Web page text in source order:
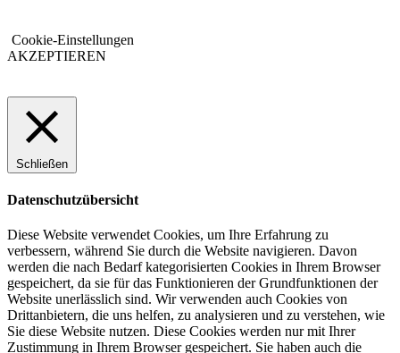
Cookie-Einstellungen
AKZEPTIEREN
Schließen
Datenschutzübersicht
Diese Website verwendet Cookies, um Ihre Erfahrung zu
verbessern, während Sie durch die Website navigieren. Davon
werden die nach Bedarf kategorisierten Cookies in Ihrem Browser
gespeichert, da sie für das Funktionieren der Grundfunktionen der
Website unerlässlich sind. Wir verwenden auch Cookies von
Drittanbietern, die uns helfen, zu analysieren und zu verstehen, wie
Sie diese Website nutzen. Diese Cookies werden nur mit Ihrer
Zustimmung in Ihrem Browser gespeichert. Sie haben auch die